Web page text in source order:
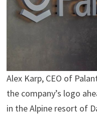
Alex Karp, CEO of
the company’s logo
in the Alpine resort of